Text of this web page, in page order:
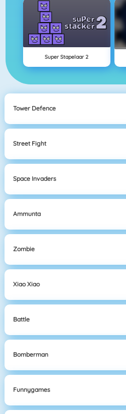
Super Stapelaar 2
Tower Defence
Street Fight
Space Invaders
Ammunta
Zombie
Xiao Xiao
Battle
Bomberman
Funnygames